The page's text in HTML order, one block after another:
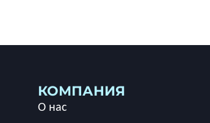
КОМПАНИЯ
О нас